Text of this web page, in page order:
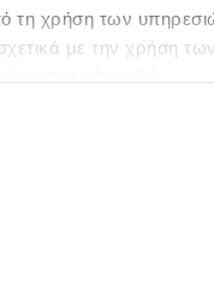
τη χρήση των
με την χρήση
4 4 ΑΕΚ ΛΑΡΝΑΚΑΣ